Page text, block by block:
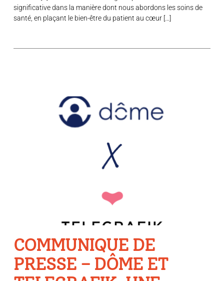
significative dans la manière dont nous abordons les soins de
santé, en plaçant le bien-être du patient au cœur […]
COMMUNIQUE DE
PRESSE – DÔME ET